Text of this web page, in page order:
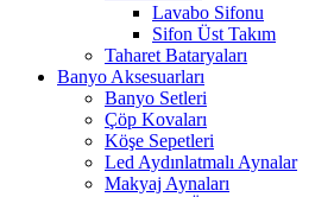
Lavabo Sifonu
Sifon Üst Takım
Taharet Bataryaları
Banyo Aksesuarları
Banyo Setleri
Çöp Kovaları
Köşe Sepetleri
Led Aydınlatmalı Aynalar
Makyaj Aynaları